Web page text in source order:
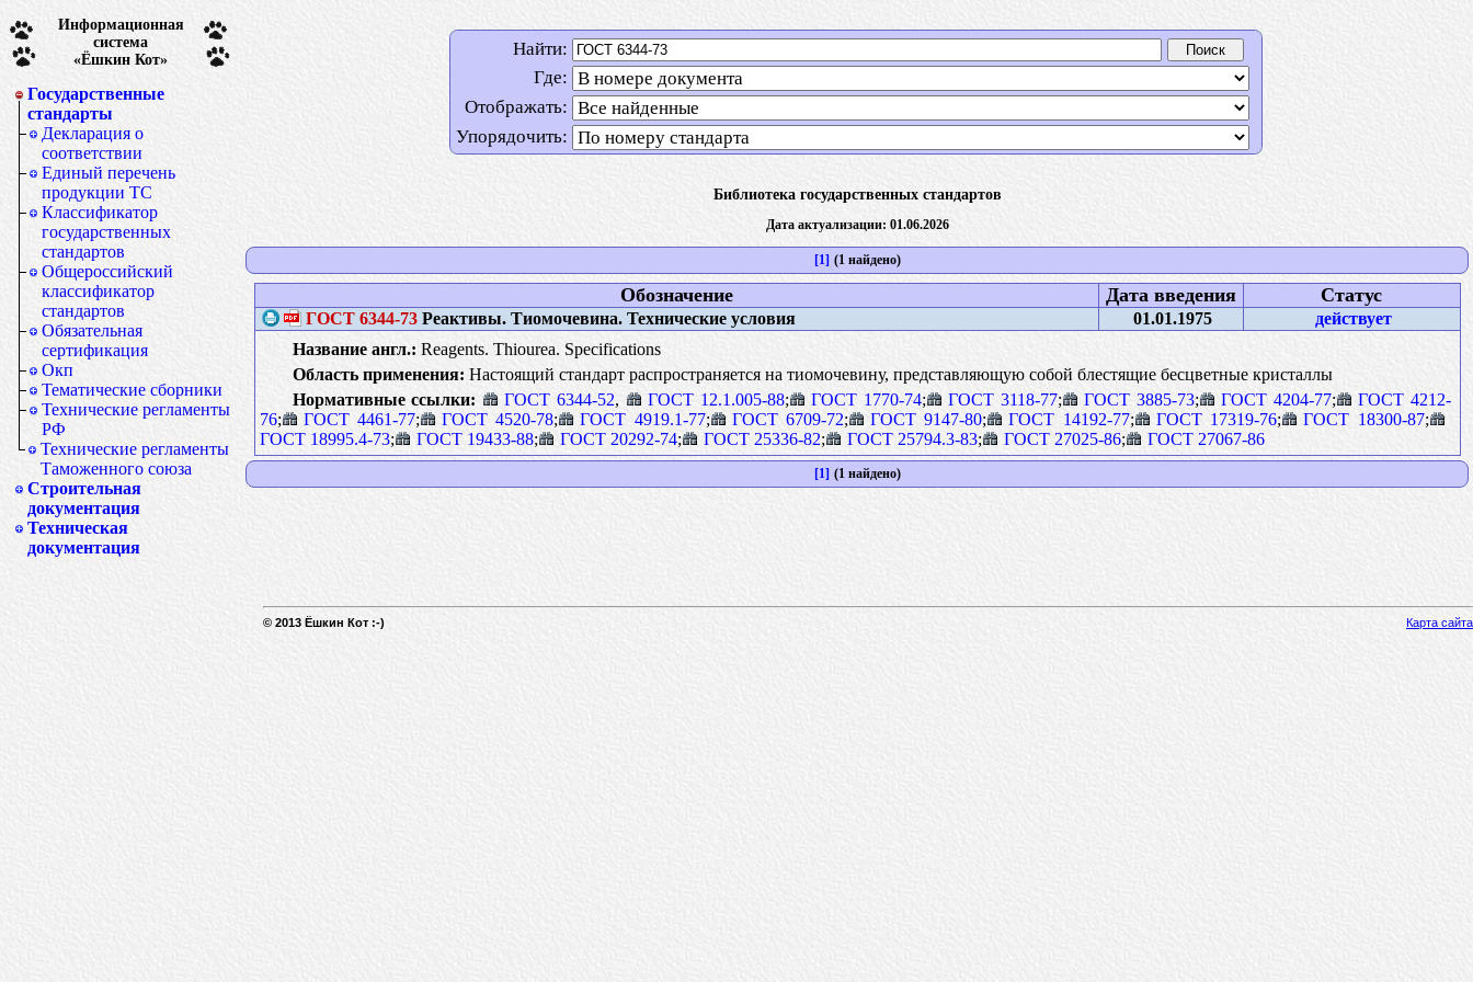
Информационная
система
«Ёшкин Кот»
Государственные
стандарты
Декларация о
соответствии
Единый перечень
продукции ТС
Классификатор
государственных
стандартов
Общероссийский
классификатор
стандартов
Обязательная
сертификация
Окп
Тематические сборники
Технические регламенты
РФ
Технические регламенты
Таможенного союза
Строительная
документация
Техническая
документация
Найти:
Где:
Отображать:
Упорядочить:
Библиотека государственных стандартов
Дата актуализации: 01.06.2026
[1] (1 найдено)
Обозначение Дата введения Статус
ГОСТ 6344-73Реактивы. Тиомочевина. Технические условия 01.01.1975
действует
Название англ.: Reagents. Thiourea. Specifications
Область применения: Настоящий стандарт распространяется на тиомочевину, представляющую собой блестящие бесцветные кристаллы
Нормативные ссылки:
ГОСТ 6344-52, ГОСТ 12.1.005-88; ГОСТ 1770-74; ГОСТ 3118-77; ГОСТ 3885-73; ГОСТ 4204-77;
ГОСТ 4212-
76; ГОСТ 4461-77; ГОСТ 4520-78; ГОСТ 4919.1-77; ГОСТ 6709-72; ГОСТ 9147-80; ГОСТ 14192-77; ГОСТ 17319-76; ГОСТ 18300-87;
ГОСТ 18995.4-73; ГОСТ 19433-88; ГОСТ 20292-74; ГОСТ 25336-82; ГОСТ 25794.3-83; ГОСТ 27025-86; ГОСТ 27067-86
[1] (1 найдено)
© 2013 Ёшкин Кот :-) Карта сайта